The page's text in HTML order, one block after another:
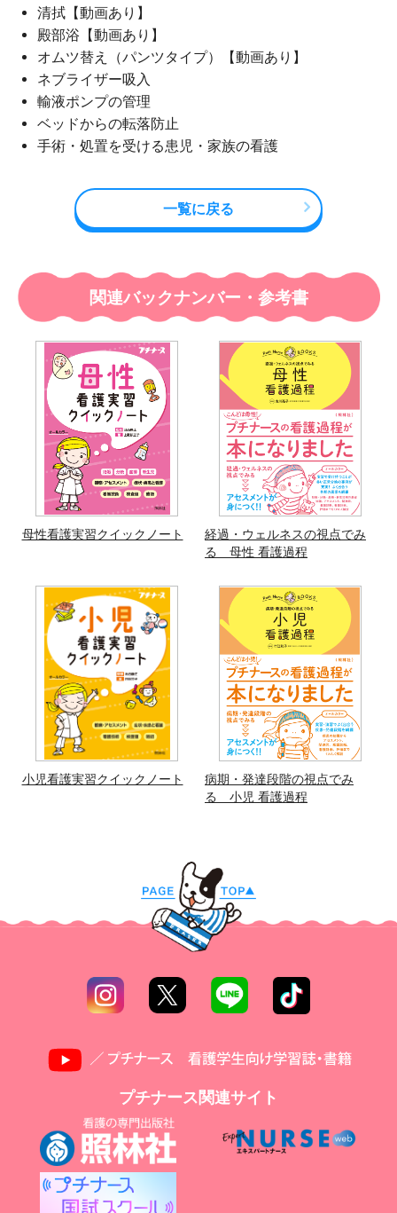
清拭【動画あり】
殿部浴【動画あり】
オムツ替え（パンツタイプ）【動画あり】
ネブライザー吸入
輸液ポンプの管理
ベッドからの転落防止
手術・処置を受ける患児・家族の看護
一覧に戻る
関連バックナンバー・参考書
母性看護実習クイックノート
経過・ウェルネスの視点でみ
る 母性 看護過程
小児看護実習クイックノート
病期・発達段階の視点でみ
る 小児 看護過程
プチナース関連サイト